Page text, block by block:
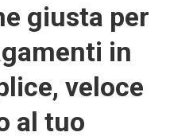
giusta per
in
veloce
al tuo